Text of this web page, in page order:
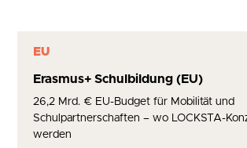
EU
Erasmus+ Schulbildung (EU)
26,2 Mrd. € EU-Budget für Mobilität und
Schulpartnerschaften – wo LOCKSTA-
werden